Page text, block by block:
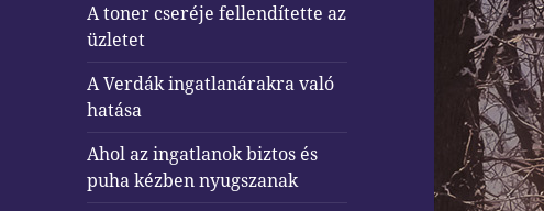
A toner cseréje fellendítette az
üzletet
A Verdák ingatlanárakra való
hatása
Ahol az ingatlanok biztos és
puha kézben nyugszanak